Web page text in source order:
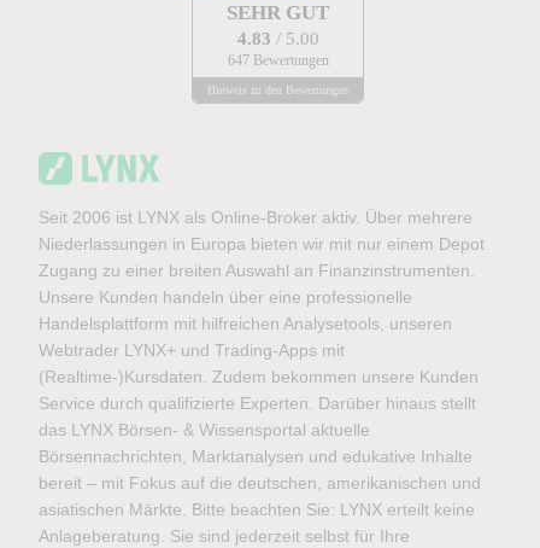
SEHR GUT
4.83 / 5.00
647 Bewertungen
Hinweis zu den Bewertungen
Seit 2006 ist LYNX als Online-Broker aktiv. Über mehrere
Niederlassungen in Europa bieten wir mit nur einem Depot
Zugang zu einer breiten Auswahl an Finanzinstrumenten.
Unsere Kunden handeln über eine professionelle
Handelsplattform mit hilfreichen Analysetools, unseren
Webtrader LYNX+ und Trading-Apps mit
(Realtime-)Kursdaten. Zudem bekommen unsere Kunden
Service durch qualifizierte Experten. Darüber hinaus stellt
das LYNX Börsen- & Wissensportal aktuelle
Börsennachrichten, Marktanalysen und edukative Inhalte
bereit – mit Fokus auf die deutschen, amerikanischen und
asiatischen Märkte. Bitte beachten Sie: LYNX erteilt keine
Anlageberatung. Sie sind jederzeit selbst für Ihre